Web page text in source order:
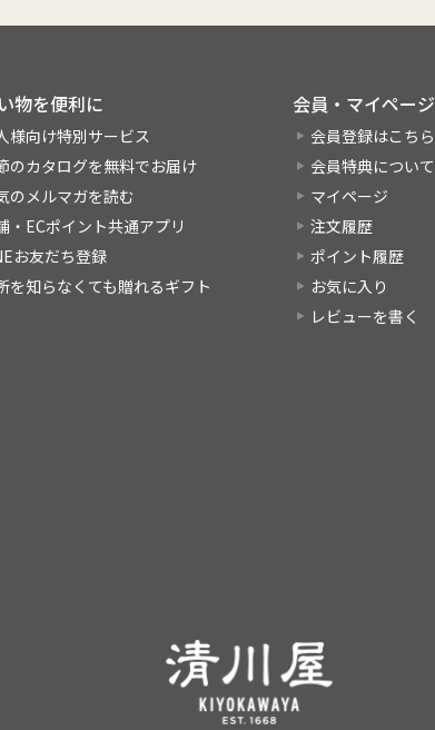
物を便利に
様向け特別サービス
のカタログを無料でお届け
のメルマガを読む
・ECポイント共通アプリ
お友だち登録
を知らなくても贈れるギフト
会員・マイページ
会員登録はこちら
会員特典について
マイページ
注文履歴
ポイント履歴
お気に入り
レビューを書く